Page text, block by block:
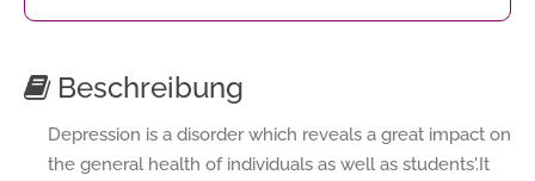
Beschreibung
Depression is a disorder which reveals a great impact on
the general health of individuals as well as students'.It